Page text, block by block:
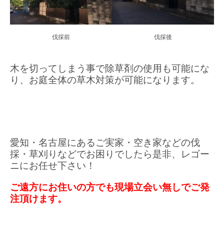
伐採前 伐採後
木を切ってしまう事で除草剤の使用も可能にな
り、お庭全体の草木対策が可能になります。
愛知・名古屋にあるご実家・空き家などの伐
採・草刈りなどでお困りでしたら是非、レゴー
ニにお任せ下さい！
ご遠方にお住いの方でも現場立会い無しでご発
注頂けます。